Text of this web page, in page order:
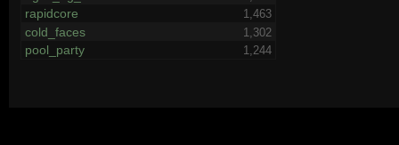
rapidcore 1,463
cold_faces 1,302
pool_party 1,244